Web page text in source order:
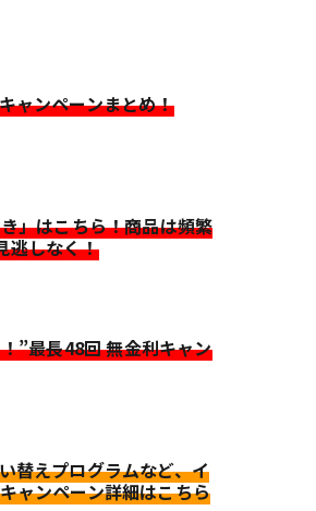
ャンペーンまとめ！
」はこちら！商品は頻繁
逃しなく！
”最長48回 無金利キャン
替えプログラムなど、イ
ャンペーン詳細はこちら